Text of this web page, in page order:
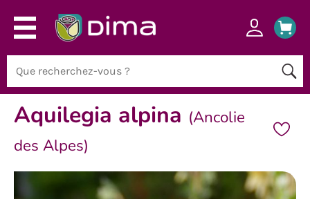
Aquilegia alpina (Ancolie
des Alpes)